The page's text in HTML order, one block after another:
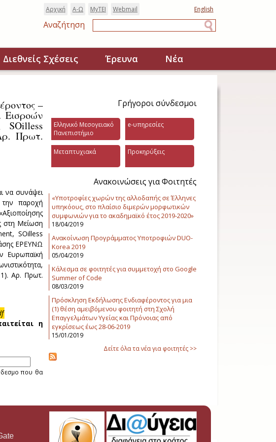
English
Webmail
MyTEI
Α-Ω
Αρχική
Αναζήτηση
Διεθνείς Σχέσεις Έρευνα Νέα
–
SOilless
Πρωτ.
να συνάψει
την παροχή
στη Μείωση
SOilless
ΕΡΕΥΝΩ
Ευρωπαϊκή
Αρ. Πρωτ.
η
που θα
Γρήγοροι σύνδεσμοι
Ελληνικό Μεσογειακό
Πανεπιστήμιο
e-υπηρεσίες
Μεταπτυχιακά Προκηρύξεις
Ανακοινώσεις για Φοιτητές
«Υποτροφίες χωρών της αλλοδαπής σε Έλληνες
υπηκόους, στο πλαίσιο διμερών μορφωτικών
συμφωνιών για το ακαδημαϊκό έτος 2019-2020»
18/04/2019
Ανακοίνωση Προγράμματος Υποτροφιών DUO-
Korea 2019
05/04/2019
Κάλεσμα σε φοιτητές για συμμετοχή στο Google
Summer of Code
08/03/2019
Πρόσκληση Εκδήλωσης Ενδιαφέροντος για μια
(1) θέση αμειβόμενου φοιτητή στη Σχολή
Επαγγελμάτων Υγείας και Πρόνοιας από
εγκρίσεως έως 28-06-2019
15/01/2019
Δείτε όλα τα νέα για φοιτητές >>